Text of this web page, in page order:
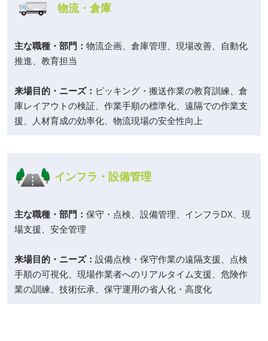
物流・倉庫
主な職種・部門： 物流企画、倉庫管理、現場改善、自動化
推進、教育担当
来場目的・ニーズ： ピッキング・搬送作業の教育訓練、倉
庫レイアウトの検証、作業手順の標準化、遠隔での作業支
援、人材育成の効率化、物流現場の安全性向上
インフラ・設備管理
主な職種・部門： 保守・点検、設備管理、インフラDX、現
場支援、安全管理
来場目的・ニーズ： 設備点検・保守作業の遠隔支援、点検
手順の可視化、現場作業者へのリアルタイム支援、危険作
業の訓練、技術伝承、保守運用の省人化・高度化